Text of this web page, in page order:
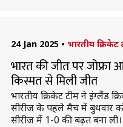
24 Jan 2025 • भारतीय क्रिकेट
भारत की जीत पर जोफ्रा
किस्मत से मिली जीत
भारतीय क्रिकेट टीम ने इंग्लैंड
सीरीज के पहले मैच में बुधवार
सीरीज में 1-0 की बढ़त बना ली।